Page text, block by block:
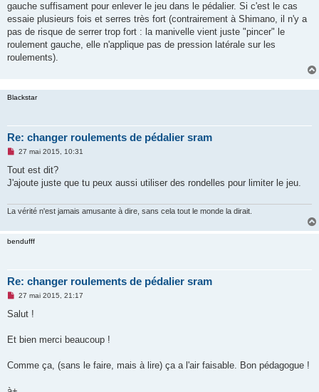
gauche suffisament pour enlever le jeu dans le pédalier. Si c'est le cas
essaie plusieurs fois et serres très fort (contrairement à Shimano, il n'y a
pas de risque de serrer trop fort : la manivelle vient juste "pincer" le
roulement gauche, elle n'applique pas de pression latérale sur les
roulements).
Blackstar
Re: changer roulements de pédalier sram
M
s
a
n
u
27 mai 2015, 10:31
Tout est dit?
J'ajoute juste que tu peux aussi utiliser des rondelles pour limiter le jeu.
La vérité n'est jamais amusante à dire, sans cela tout le monde la dirait.
bendufff
Re: changer roulements de pédalier sram
M
s
g
o
u
27 mai 2015, 21:17
Salut !
Et bien merci beaucoup !
Comme ça, (sans le faire, mais à lire) ça a l'air faisable. Bon pédagogue !